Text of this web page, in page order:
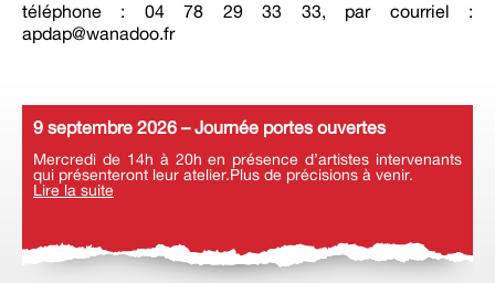
téléphone : 04 78 29 33 33, par courriel :
apdap@wanadoo.fr
9 septembre 2026 – Journée portes ouvertes
Mercredi de 14h à 20h en présence d’artistes intervenants
qui présenteront leur atelier.Plus de précisions à venir.
Lire la suite